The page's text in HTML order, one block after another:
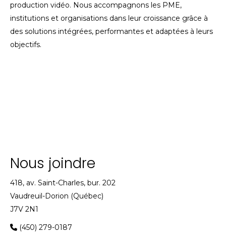
production vidéo. Nous accompagnons les PME,
institutions et organisations dans leur croissance grâce à
des solutions intégrées, performantes et adaptées à leurs
objectifs.
Nous joindre
418, av. Saint-Charles, bur. 202
Vaudreuil-Dorion (Québec)
J7V 2N1
(450) 279-0187